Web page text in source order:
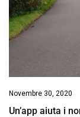
Novembre 30, 2020
Un’app aiuta i